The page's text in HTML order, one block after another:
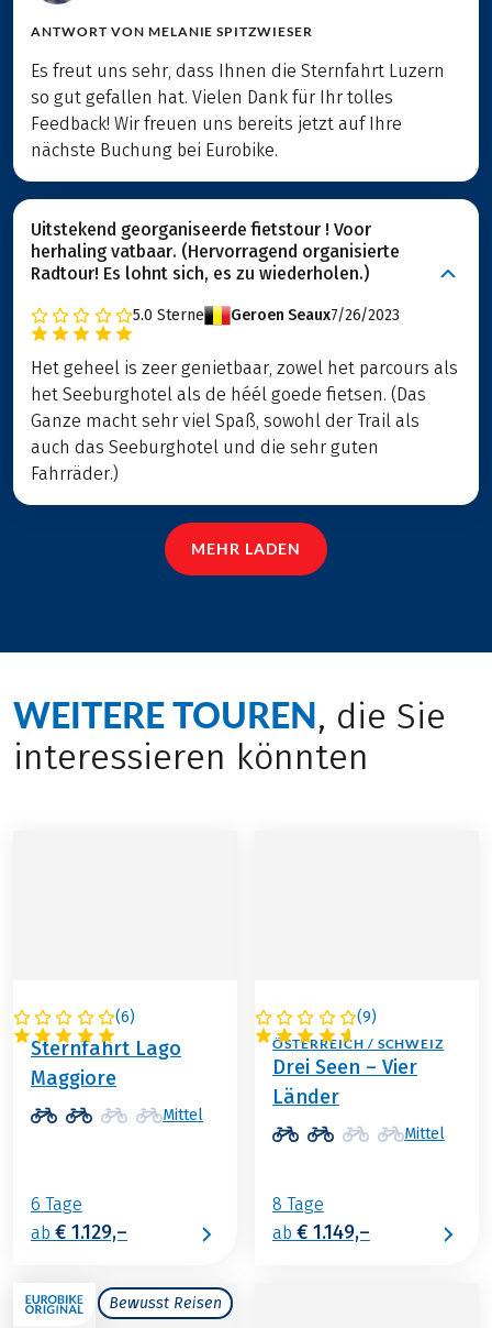
ANTWORT VON MELANIE SPITZWIESER
Es freut uns sehr, dass Ihnen die Sternfahrt Luzern
so gut gefallen hat. Vielen Dank für Ihr tolles
Feedback! Wir freuen uns bereits jetzt auf Ihre
nächste Buchung bei Eurobike.
Uitstekend georganiseerde fietstour ! Voor
herhaling vatbaar. (Hervorragend organisierte
Radtour! Es lohnt sich, es zu wiederholen.)
5.0 Sterne Geroen Seaux7/26/2023
Het geheel is zeer genietbaar, zowel het parcours als
het Seeburghotel als de héél goede fietsen. (Das
Ganze macht sehr viel Spaß, sowohl der Trail als
auch das Seeburghotel und die sehr guten
Fahrräder.)
MEHR LADEN
WEITERE TOUREN, die Sie
interessieren könnten
(6)
SCHWEIZ
Sternfahrt Lago
Maggiore
Mittel
6 Tage
ab € 1.129,–
(9)
DEUTSCHLAND /
ÖSTERREICH / SCHWEIZ
Drei Seen – Vier
Länder
Mittel
8 Tage
ab € 1.149,–
Bewusst Reisen